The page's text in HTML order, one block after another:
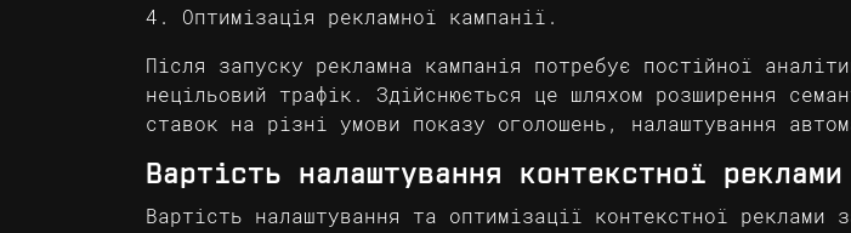
4. Оптимізація рекламної кампанії.
Після запуску рекламна кампанія потребує постійної
нецільовий трафік. Здійснюється це шляхом розширення
ставок на різні умови показу оголошень, налаштування
Вартість налаштування контекстної реклами
Вартість налаштування та оптимізації контекстної реклами